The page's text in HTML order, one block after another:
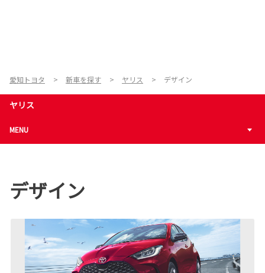
愛知トヨタ 新車を探す ヤリス デザイン
ヤリス
MENU
デザイン